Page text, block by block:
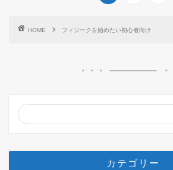
HOME フィジークを始めたい初心者向け
カテゴリー